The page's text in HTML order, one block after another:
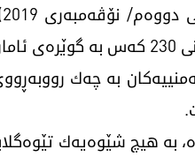
به‌ چه‌ك